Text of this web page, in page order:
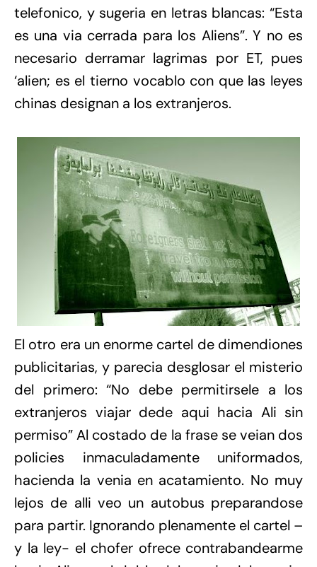
telefonico, y sugeria en letras blancas: “Esta
es una via cerrada para los Aliens”. Y no es
necesario derramar lagrimas por ET, pues
‘alien; es el tierno vocablo con que las leyes
chinas designan a los extranjeros.
El otro era un enorme cartel de dimendiones
publicitarias, y parecia desglosar el misterio
del primero: “No debe permitirsele a los
extranjeros viajar dede aqui hacia Ali sin
permiso” Al costado de la frase se veian dos
policies inmaculadamente uniformados,
hacienda la venia en acatamiento. No muy
lejos de alli veo un autobus preparandose
para partir. Ignorando plenamente el cartel –
y la ley- el chofer ofrece contrabandearme